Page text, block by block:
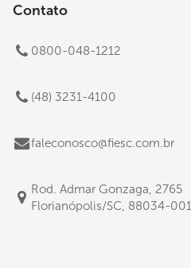
Contato
0800-048-1212
(48) 3231-4100
faleconosco@fiesc.com.br
Rod. Admar Gonzaga, 2765
Florianópolis/SC, 88034-001